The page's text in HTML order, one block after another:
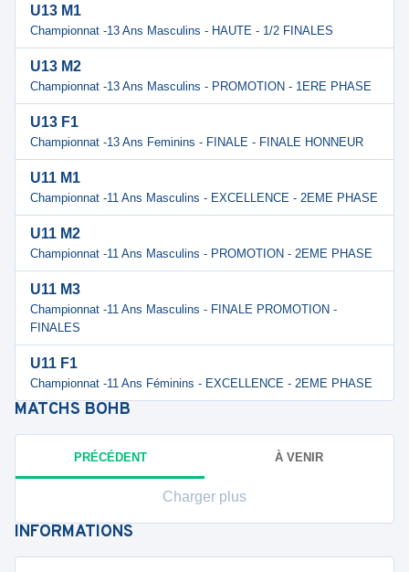
U13 M1
Championnat -13 Ans Masculins - HAUTE - 1/2 FINALES
U13 M2
Championnat -13 Ans Masculins - PROMOTION - 1ERE PHASE
U13 F1
Championnat -13 Ans Feminins - FINALE - FINALE HONNEUR
U11 M1
Championnat -11 Ans Masculins - EXCELLENCE - 2EME PHASE
U11 M2
Championnat -11 Ans Masculins - PROMOTION - 2EME PHASE
U11 M3
Championnat -11 Ans Masculins - FINALE PROMOTION -
FINALES
U11 F1
Championnat -11 Ans Féminins - EXCELLENCE - 2EME PHASE
MATCHS BOHB
PRÉCÉDENT À VENIR
Charger plus
INFORMATIONS